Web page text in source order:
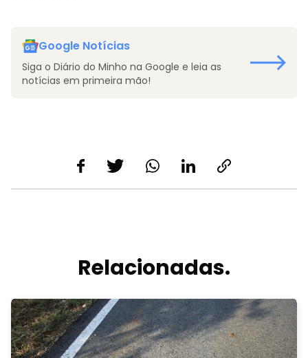
Google Notícias
Siga o Diário do Minho na Google e leia as
notícias em primeira mão!
Relacionadas.